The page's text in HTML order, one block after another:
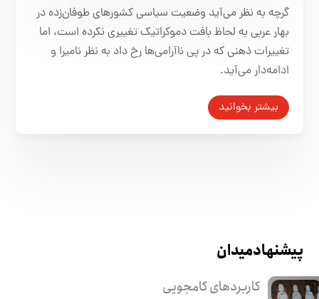
گرچه به نظر می‌آید وضعیت سیاسی کشورهای طوفان‌زده در
بهار عربی به لحاظ بافت دموکراتیک تغییری نکرده است، اما
تغییرات ذهنی که در پی ناآرامی‌ها رخ داد به نظر نامیرا و
ادامه‌دار می‌آید.
بیشتر بخوانید
پیشنهاد میدان
کاربرد‌های کامجویی